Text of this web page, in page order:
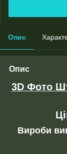
Опис
Опис
3D Фото
Вироби